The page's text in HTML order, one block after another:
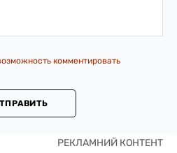
комментировать